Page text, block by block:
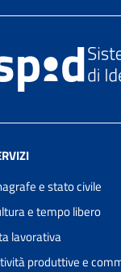
e stato civile
e tempo libero
lavorativa
produttive e